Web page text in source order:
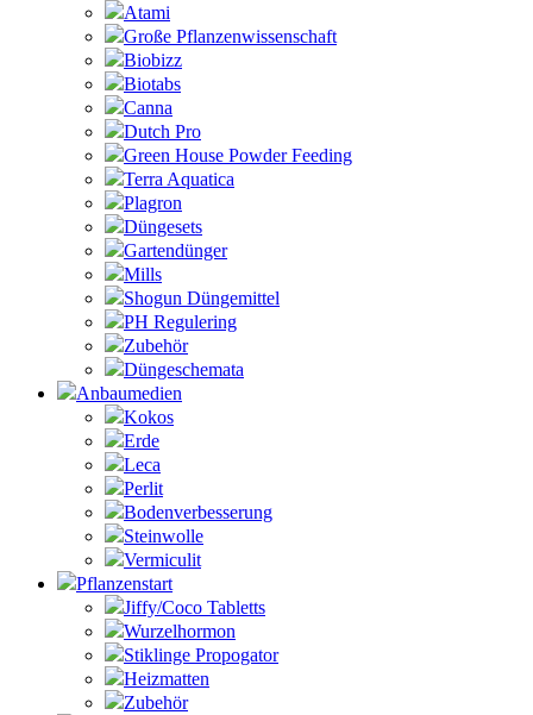
Atami
Große Pflanzenwissenschaft
Biobizz
Biotabs
Canna
Dutch Pro
Green House Powder Feeding
Terra Aquatica
Plagron
Düngesets
Gartendünger
Mills
Shogun Düngemittel
PH Regulering
Zubehör
Düngeschemata
Anbaumedien
Kokos
Erde
Leca
Perlit
Bodenverbesserung
Steinwolle
Vermiculit
Pflanzenstart
Jiffy/Coco Tabletts
Wurzelhormon
Stiklinge Propogator
Heizmatten
Zubehör